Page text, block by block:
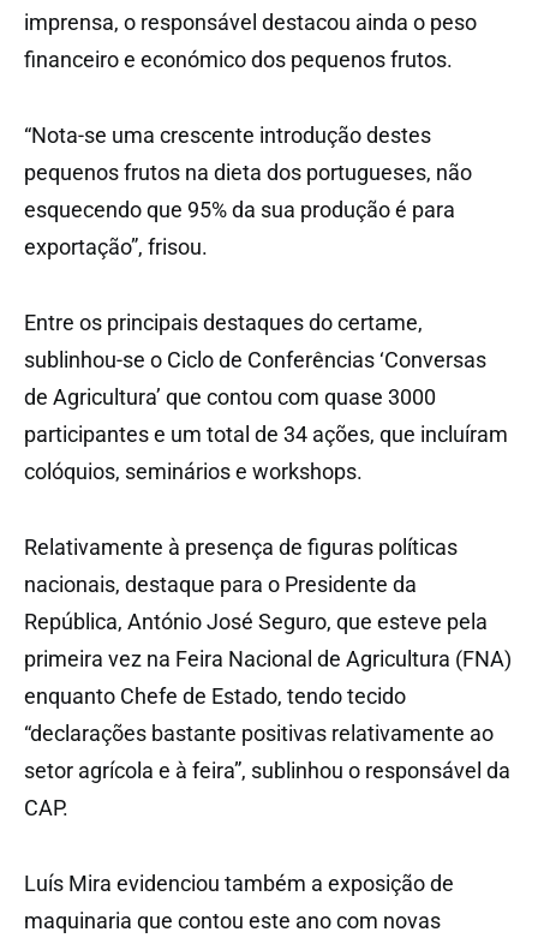
imprensa, o responsável destacou ainda o peso
financeiro e económico dos pequenos frutos.
“Nota-se uma crescente introdução destes
pequenos frutos na dieta dos portugueses, não
esquecendo que 95% da sua produção é para
exportação”, frisou.
Entre os principais destaques do certame,
sublinhou-se o Ciclo de Conferências ‘Conversas
de Agricultura’ que contou com quase 3000
participantes e um total de 34 ações, que incluíram
colóquios, seminários e workshops.
Relativamente à presença de figuras políticas
nacionais, destaque para o Presidente da
República, António José Seguro, que esteve pela
primeira vez na Feira Nacional de Agricultura (FNA)
enquanto Chefe de Estado, tendo tecido
“declarações bastante positivas relativamente ao
setor agrícola e à feira”, sublinhou o responsável da
CAP.
Luís Mira evidenciou também a exposição de
maquinaria que contou este ano com novas